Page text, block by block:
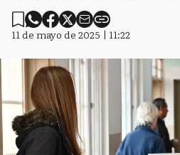
11 de mayo de 2025 | 11:22